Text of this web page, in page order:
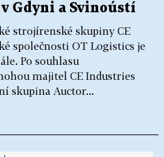
Gdyni a Svinoústí
strojírenské skupiny CE
společnosti OT Logistics je
Po souhlasu
majitel CE Industries
skupina Auctor...